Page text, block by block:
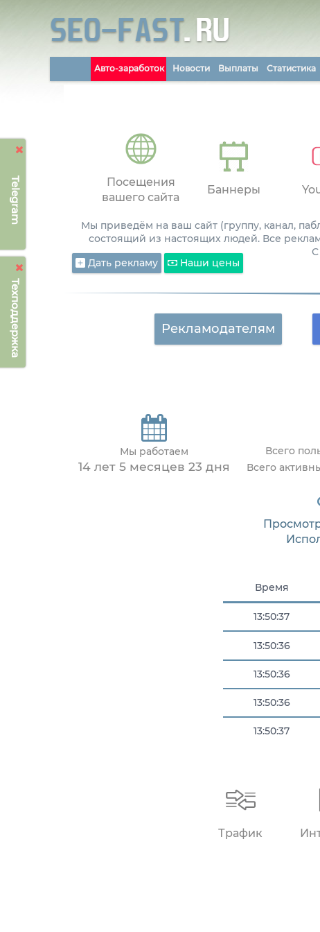
Telegram
Техподдержка
Авто-заработок Новости Выплаты Статистика
Посещения
вашего сайта
Баннеры
Мы приведём на ваш сайт (группу, канал,
состоящий из настоящих людей. Все
Дать рекламу
Наши цены
Рекламодателям
Мы работаем
14 лет 5 месяцев 23 дня
Всего
Всего
Время
13:50:37
13:50:36
13:50:36
13:50:36
13:50:37
Трафик